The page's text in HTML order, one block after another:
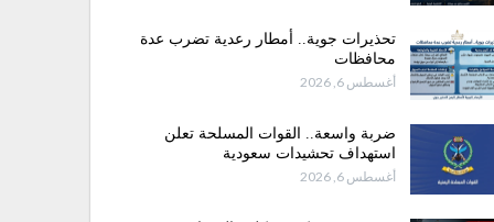
تحذيرات جوية.. أمطار رعدية تضرب عدة
محافظات
أغسطس 6, 2026
ضربة واسعة.. القوات المسلحة تعلن
استهداف تحشيدات سعودية
أغسطس 6, 2026